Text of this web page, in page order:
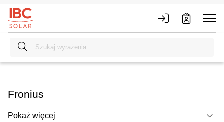
Fronius
Pokaż więcej